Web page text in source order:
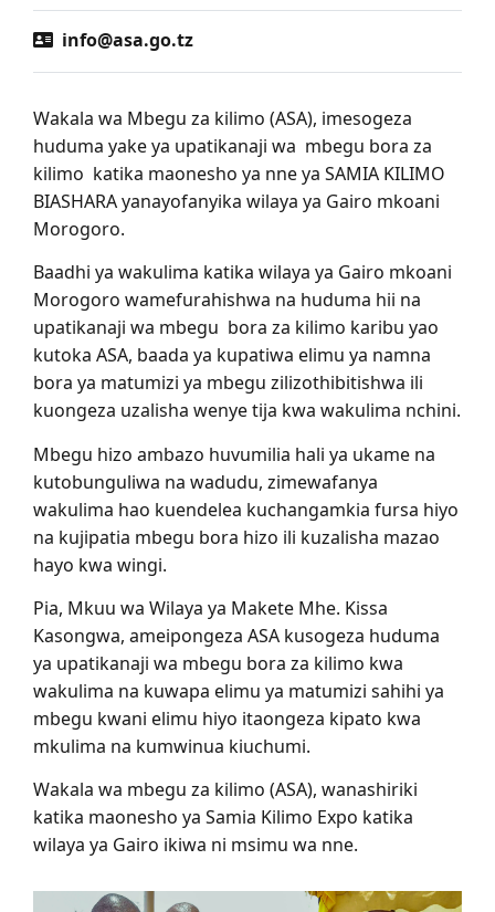
info@asa.go.tz
Wakala wa Mbegu za kilimo (ASA), imesogeza
huduma yake ya upatikanaji wa mbegu bora za
kilimo katika maonesho ya nne ya SAMIA KILIMO
BIASHARA yanayofanyika wilaya ya Gairo mkoani
Morogoro.
Baadhi ya wakulima katika wilaya ya Gairo mkoani
Morogoro wamefurahishwa na huduma hii na
upatikanaji wa mbegu bora za kilimo karibu yao
kutoka ASA, baada ya kupatiwa elimu ya namna
bora ya matumizi ya mbegu zilizothibitishwa ili
kuongeza uzalisha wenye tija kwa wakulima nchini.
Mbegu hizo ambazo huvumilia hali ya ukame na
kutobunguliwa na wadudu, zimewafanya
wakulima hao kuendelea kuchangamkia fursa hiyo
na kujipatia mbegu bora hizo ili kuzalisha mazao
hayo kwa wingi.
Pia, Mkuu wa Wilaya ya Makete Mhe. Kissa
Kasongwa, ameipongeza ASA kusogeza huduma
ya upatikanaji wa mbegu bora za kilimo kwa
wakulima na kuwapa elimu ya matumizi sahihi ya
mbegu kwani elimu hiyo itaongeza kipato kwa
mkulima na kumwinua kiuchumi.
Wakala wa mbegu za kilimo (ASA), wanashiriki
katika maonesho ya Samia Kilimo Expo katika
wilaya ya Gairo ikiwa ni msimu wa nne.